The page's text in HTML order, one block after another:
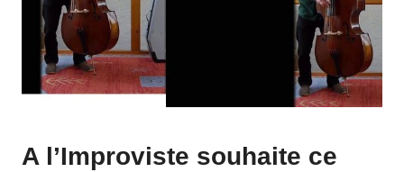
A l’Improviste souhaite ce